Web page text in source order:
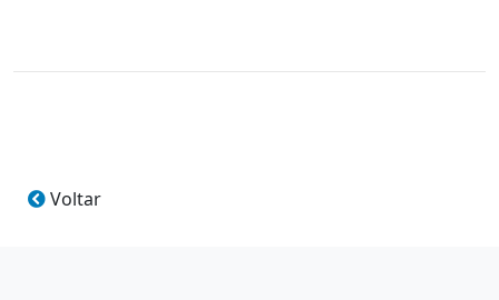
Voltar